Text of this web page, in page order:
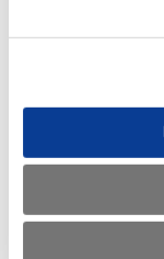
schránky